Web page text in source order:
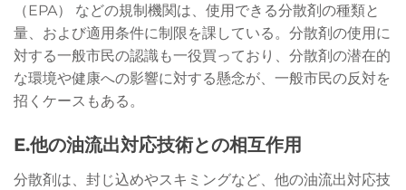
（EPA） などの規制機関は、使用できる分散剤の種類と
量、および適用条件に制限を課している。分散剤の使用に
対する一般市民の認識も一役買っており、分散剤の潜在的
な環境や健康への影響に対する懸念が、一般市民の反対を
招くケースもある。
E.他の油流出対応技術との相互作用
分散剤は、封じ込めやスキミングなど、他の油流出対応技